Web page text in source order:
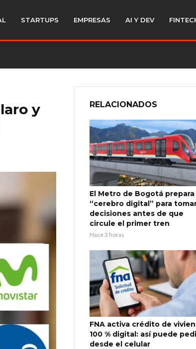
STARTUPS EMPRESAS AI Y DEV
y
RELACIONADOS
El Metro de Bogotá prepara
“cerebro digital” para
decisiones antes de que
circule el primer tren
Hace 3 horas
FNA activa crédito de
100 % digital: así puede
desde el celular